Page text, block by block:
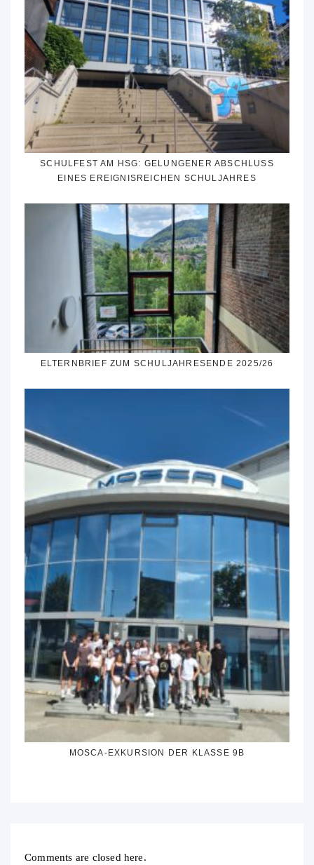
SCHULFEST AM HSG: GELUNGENER ABSCHLUSS
EINES EREIGNISREICHEN SCHULJAHRES
ELTERNBRIEF ZUM SCHULJAHRESENDE 2025/26
MOSCA-EXKURSION DER KLASSE 9B
Comments are closed here.